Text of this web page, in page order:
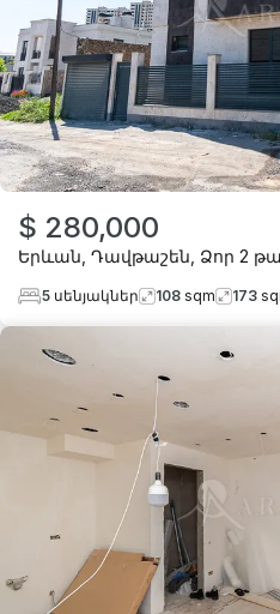
$ 280,000
Երևան Դավթաշեն Ձոր 2
5 սենյակներ 108 sqm 173